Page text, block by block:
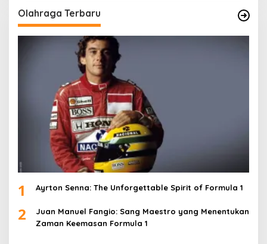
Olahraga Terbaru
1 Ayrton Senna: The Unforgettable Spirit of Formula 1
2
Juan Manuel Fangio: Sang Maestro yang Menentukan
Zaman Keemasan Formula 1